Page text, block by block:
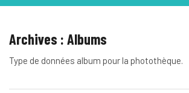
Archives : Albums
Type de données album pour la photothèque.